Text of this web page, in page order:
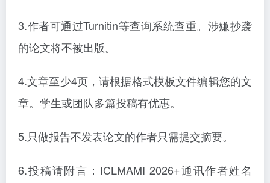
3.作者可通过Turnitin等查询系统查重。涉嫌抄袭
的论文将不被出版。
4.文章至少4页，请根据格式模板文件编辑您的文
章。学生或团队多篇投稿有优惠。
5.只做报告不发表论文的作者只需提交摘要。
6.投稿请附言：ICLMAMI 2026+通讯作者姓名